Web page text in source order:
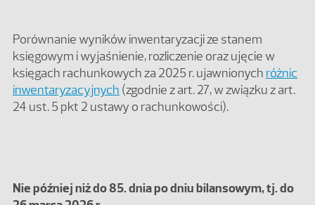
Porównanie wyników inwentaryzacji ze stanem
księgowym i wyjaśnienie, rozliczenie oraz ujęcie w
księgach rachunkowych za 2025 r. ujawnionych różnic
inwentaryzacyjnych (zgodnie z art. 27, w związku z art.
24 ust. 5 pkt 2 ustawy o rachunkowości).
Nie później niż do 85. dnia po dniu bilansowym, tj. do